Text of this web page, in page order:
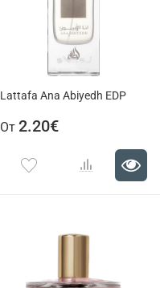
Lattafa Ana Abiyedh EDP
От 2.20€